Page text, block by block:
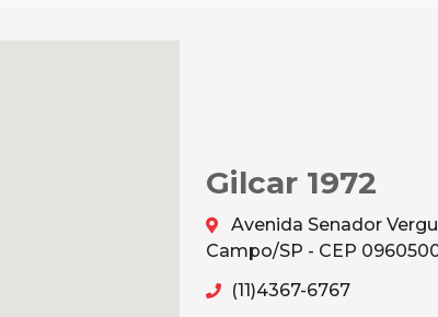
Gilcar 1972
Avenida Senador
Campo/SP - CEP
(11)4367-6767